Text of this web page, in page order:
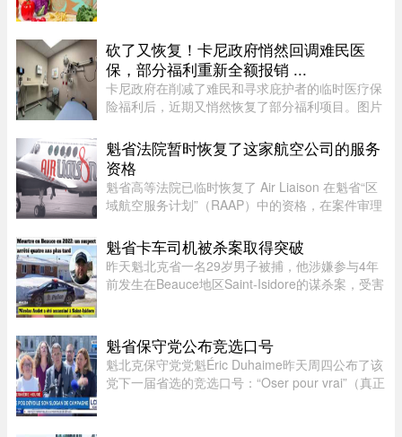
Chabot Inc.担任监督机构。此 ...
砍了又恢复！卡尼政府悄然回调难民医
保，部分福利重新全额报销 ...
卡尼政府在削减了难民和寻求庇护者的临时医疗保
险福利后，近期又悄然恢复了部分福利项目。图片
预算承诺削减资金，调整了为已安置的难民和等待
获得省或地区医保的庇护申 ...
魁省法院暂时恢复了这家航空公司的服务
资格
魁省高等法院已临时恢复了 Air Liaison 在魁省“区
域航空服务计划”（RAAP）中的资格，在案件审理
计划的决定。在周一颁布的一项判决中，法官
Nancy Bonsaint 批准了 Ai ...
魁省卡车司机被杀案取得突破
昨天魁北克省一名29岁男子被捕，他涉嫌参与4年
前发生在Beauce地区Saint-Isidore的谋杀案，受害
人étienne Gourde。Gourde将在 ...
魁省保守党公布竞选口号
魁北克保守党党魁Éric Duhaime昨天周四公布了该
党下一届省选的竞选口号：“Oser pour vrai”（真正